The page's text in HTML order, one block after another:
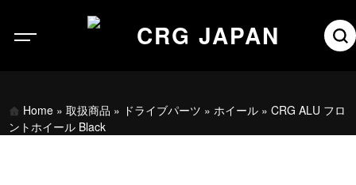
Home » 取扱商品 » ドライブパーツ » ホイール » CRG ALU フロ
ントホイール Black